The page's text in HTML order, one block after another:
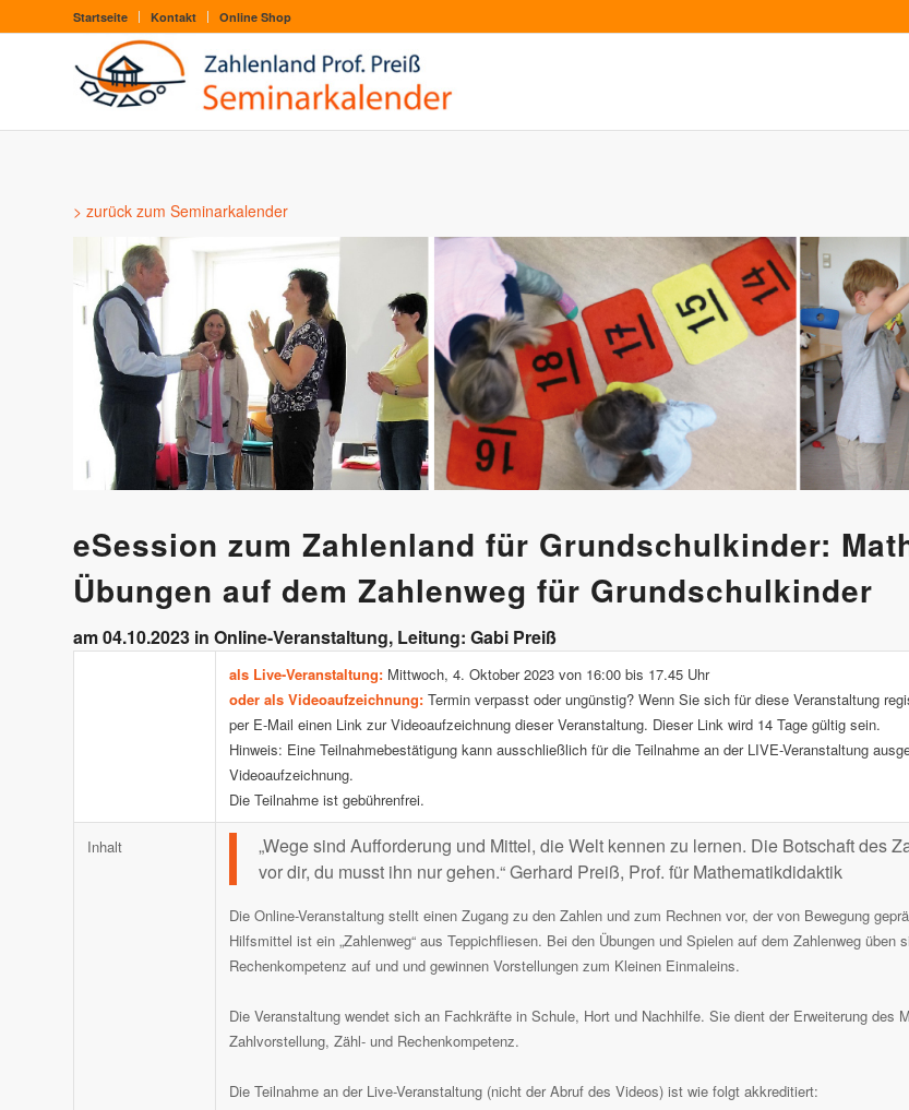
Startseite Kontakt Online Shop
> zurück zum Seminarkalender
eSession zum Zahlenland für Grundschulkinder:
Übungen auf dem Zahlenweg für Grundschulkinder
am 04.10.2023 in Online-Veranstaltung, Leitung: Gabi Preiß
als Live-Veranstaltung: Mittwoch, 4. Oktober 2023 von 16:00 bis 17.45 Uhr
oder als Videoaufzeichnung: Termin verpasst oder ungünstig? Wenn Sie sich für diese Veranstaltung
per E-Mail einen Link zur Videoaufzeichnung dieser Veranstaltung. Dieser Link wird 14 Tage gültig sein.
Hinweis: Eine Teilnahmebestätigung kann ausschließlich für die Teilnahme an der LIVE-Veranstaltung
Videoaufzeichnung.
Die Teilnahme ist gebührenfrei.
Inhalt
„Wege sind Aufforderung und Mittel, die Welt kennen zu lernen. Die Botschaft des
vor dir, du musst ihn nur gehen.“ Gerhard Preiß, Prof. für Mathematikdidaktik
Die Online-Veranstaltung stellt einen Zugang zu den Zahlen und zum Rechnen vor, der von Bewegung
Hilfsmittel ist ein „Zahlenweg“ aus Teppichfliesen. Bei den Übungen und Spielen auf dem Zahlenweg
Rechenkompetenz auf und und gewinnen Vorstellungen zum Kleinen Einmaleins.
Die Veranstaltung wendet sich an Fachkräfte in Schule, Hort und Nachhilfe. Sie dient der Erweiterung des
Zahlvorstellung, Zähl- und Rechenkompetenz.
Die Teilnahme an der Live-Veranstaltung (nicht der Abruf des Videos) ist wie folgt akkreditiert: